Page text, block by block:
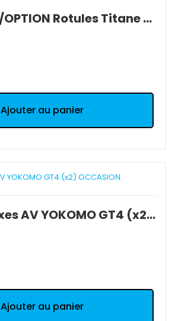
ZE-008BWT/OPTION Rotules Titane pour 200 mm YOKOMO GT4 (x2) NEUF
Ajouter au panier
ZE-010AF/Axes AV YOKOMO GT4 (x2) OCCASION.
Ajouter au panier